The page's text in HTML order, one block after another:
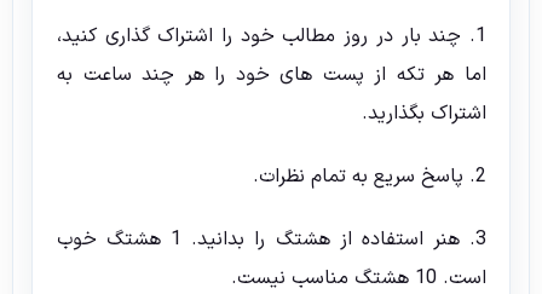
1. چند بار در روز مطالب خود را اشتراک گذاری کنید،
اما هر تکه از پست های خود را هر چند ساعت به
اشتراک بگذارید.
2. پاسخ سریع به تمام نظرات.
3. هنر استفاده از هشتگ را بدانید. 1 هشتگ خوب
است. 10 هشتگ مناسب نیست.